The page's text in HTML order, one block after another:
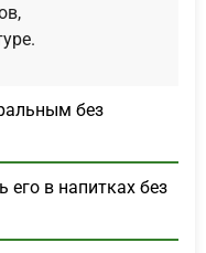
без
его в напитках без